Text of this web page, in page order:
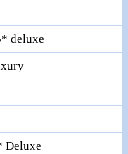
deluxe
Deluxe